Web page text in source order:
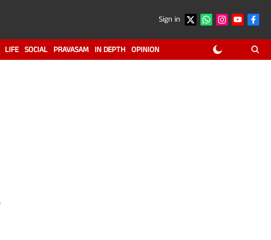
Sign in
LIFE SOCIAL PRAVASAM IN DEPTH OPINION